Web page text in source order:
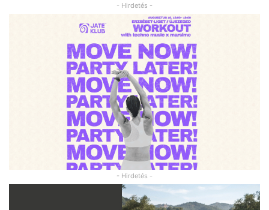
- Hirdetés -
- Hirdetés -